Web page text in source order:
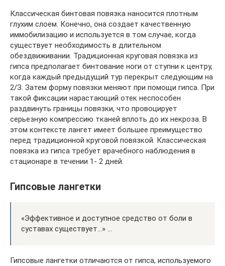
Классическая бинтовая повязка наносится плотным
глухим слоем. Конечно, она создает качественную
иммобилизацию и используется в том случае, когда
существует необходимость в длительном
обездвиживании. Традиционная круговая повязка из
гипса предполагает бинтование ноги от ступни к центру,
когда каждый предыдущий тур перекрыт следующим на
2/З. Затем форму повязки меняют при помощи гипса. При
такой фиксации нарастающий отек неспособен
раздвинуть границы повязки, что провоцирует
серьезную компрессию тканей вплоть до их некроза. В
этом контексте лангет имеет большее преимущество
перед традиционной круговой повязкой. Классическая
повязка из гипса требует врачебного наблюдения в
стационаре в течении 1- 2 дней.
Гипсовые лангетки
«Эффективное и доступное средство от боли в
суставах существует…» …
Гипсовые лангетки отличаются от гипса, используемого